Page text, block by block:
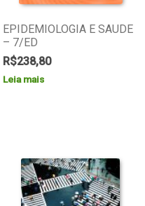
EPIDEMIOLOGIA E SAUDE
– 7/ED
R$238,80
Leia mais